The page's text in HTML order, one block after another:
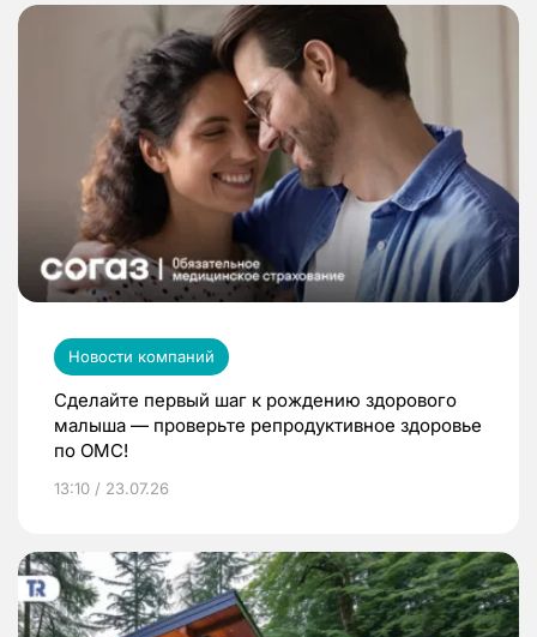
Новости компаний
Сделайте первый шаг к рождению здорового
малыша — проверьте репродуктивное здоровье
по ОМС!
13:10 / 23.07.26